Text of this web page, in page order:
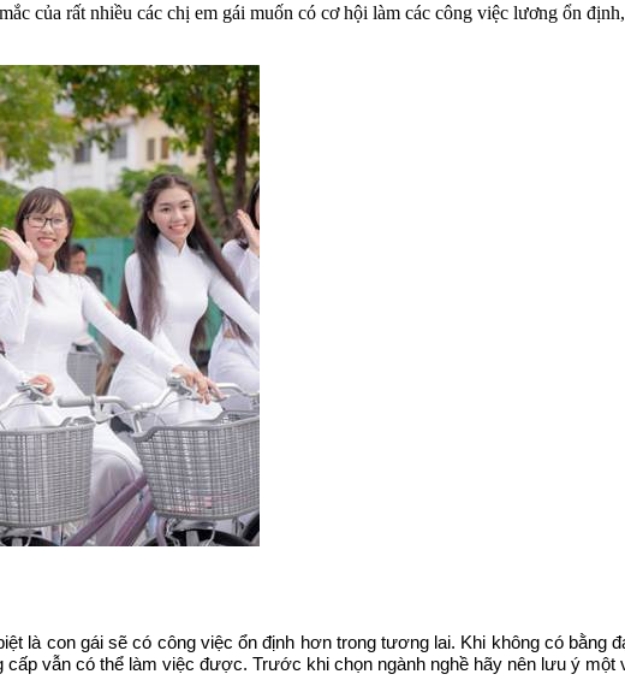
của rất nhiều các chị em gái muốn có cơ hội làm các công việc lương ổn
là con gái sẽ có công việc ổn định hơn trong tương lai. Khi không có bằng
cấp vẫn có thể làm việc được. Trước khi chọn ngành nghề hãy nên lưu ý một